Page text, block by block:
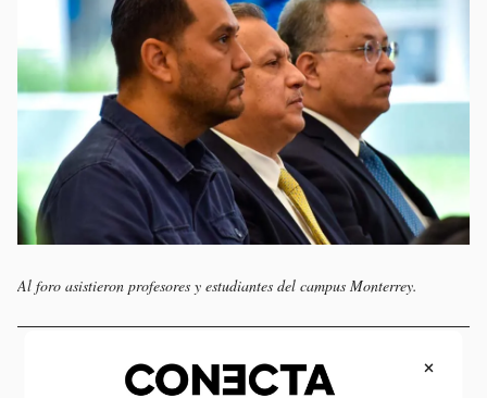
Al foro asistieron profesores y estudiantes del campus Monterrey.
×